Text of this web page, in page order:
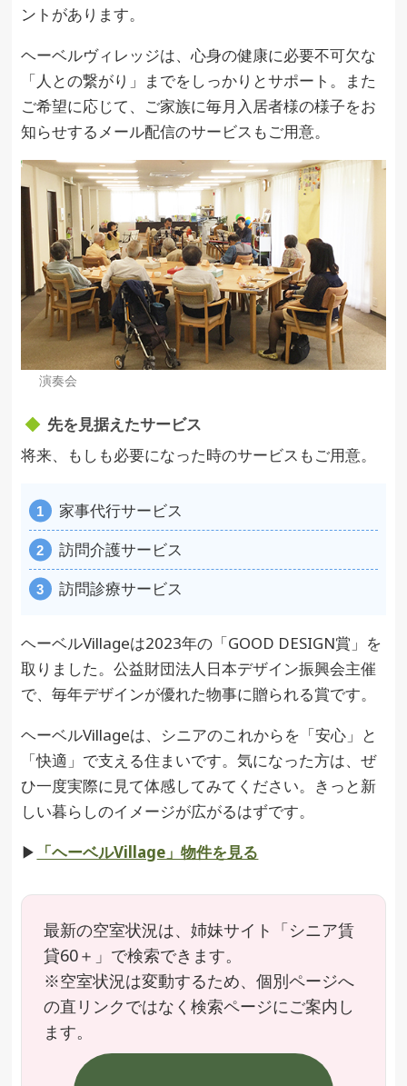
ントがあります。
ヘーベルヴィレッジは、心身の健康に必要不可欠な
「人との繋がり」までをしっかりとサポート。また
ご希望に応じて、ご家族に毎月入居者様の様子をお
知らせするメール配信のサービスもご用意。
演奏会
先を見据えたサービス
将来、もしも必要になった時のサービスもご用意。
家事代行サービス
訪問介護サービス
訪問診療サービス
ヘーベルVillageは2023年の「GOOD DESIGN賞」を
取りました。公益財団法人日本デザイン振興会主催
で、毎年デザインが優れた物事に贈られる賞です。
ヘーベルVillageは、シニアのこれからを「安心」と
「快適」で支える住まいです。気になった方は、ぜ
ひ一度実際に見て体感してみてください。きっと新
しい暮らしのイメージが広がるはずです。
▶ 「ヘーベルVillage」物件を見る
最新の空室状況は、姉妹サイト「シニア賃
貸60＋」で検索できます。
※空室状況は変動するため、個別ページへ
の直リンクではなく検索ページにご案内し
ます。